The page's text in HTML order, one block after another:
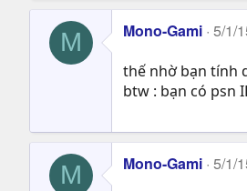
M Mono-Gami 5/1/
thế nhờ bạn tính
btw : bạn có psn
M Mono-Gami 5/1/